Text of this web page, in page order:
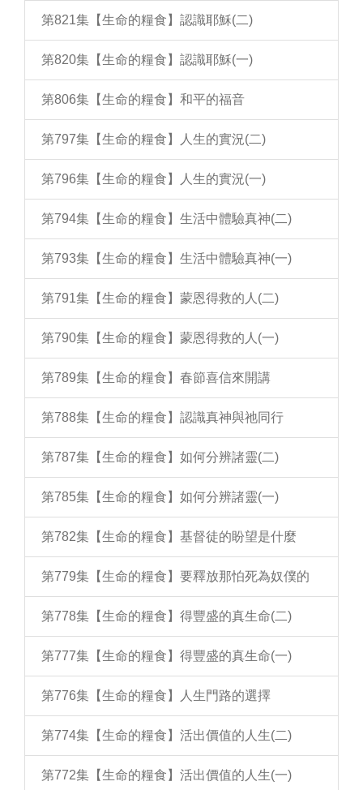
第821集【生命的糧食】認識耶穌(二)
第820集【生命的糧食】認識耶穌(一)
第806集【生命的糧食】和平的福音
第797集【生命的糧食】人生的實況(二)
第796集【生命的糧食】人生的實況(一)
第794集【生命的糧食】生活中體驗真神(二)
第793集【生命的糧食】生活中體驗真神(一)
第791集【生命的糧食】蒙恩得救的人(二)
第790集【生命的糧食】蒙恩得救的人(一)
第789集【生命的糧食】春節喜信來開講
第788集【生命的糧食】認識真神與祂同行
第787集【生命的糧食】如何分辨諸靈(二)
第785集【生命的糧食】如何分辨諸靈(一)
第782集【生命的糧食】基督徒的盼望是什麼
第779集【生命的糧食】要釋放那怕死為奴僕的
第778集【生命的糧食】得豐盛的真生命(二)
第777集【生命的糧食】得豐盛的真生命(一)
第776集【生命的糧食】人生門路的選擇
第774集【生命的糧食】活出價值的人生(二)
第772集【生命的糧食】活出價值的人生(一)